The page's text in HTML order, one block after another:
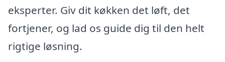
eksperter. Giv dit køkken det løft, det
fortjener, og lad os guide dig til den helt
rigtige løsning.